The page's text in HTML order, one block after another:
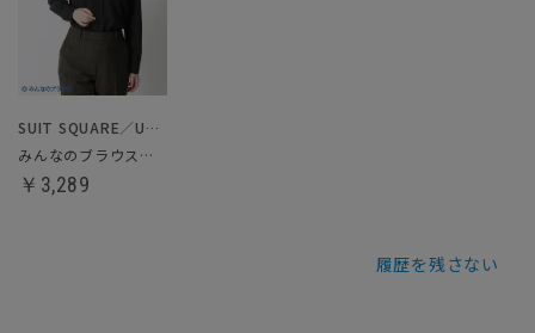
SUIT SQUARE／UNIVERSAL LANGUAGE／WHITE
みんなのブラウス／シャツカラーブラウス
￥3,289
履歴を残さない